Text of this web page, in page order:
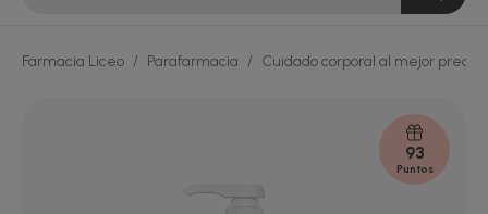
Farmacia Liceo / Parafarmacia / Cuidado corporal al mejor precio
93
Puntos